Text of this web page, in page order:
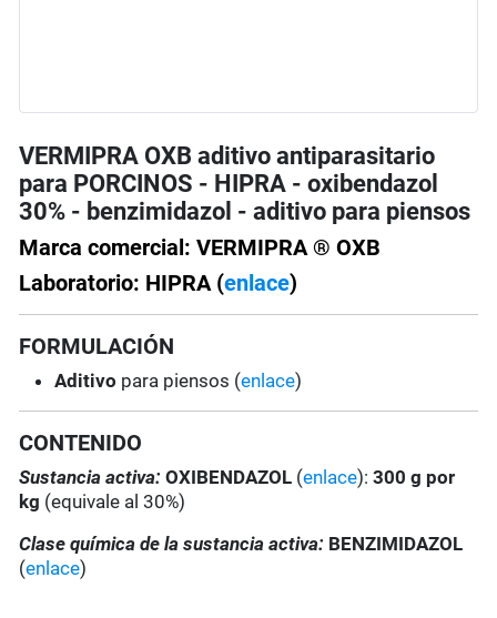
VERMIPRA OXB aditivo antiparasitario
para PORCINOS - HIPRA - oxibendazol
30% - benzimidazol - aditivo para piensos
Marca comercial: VERMIPRA ® OXB
Laboratorio: HIPRA (enlace)
FORMULACIÓN
Aditivo para piensos (enlace)
CONTENIDO
Sustancia activa: OXIBENDAZOL (enlace): 300 g por
kg (equivale al 30%)
Clase química de la sustancia activa: BENZIMIDAZOL
(enlace)